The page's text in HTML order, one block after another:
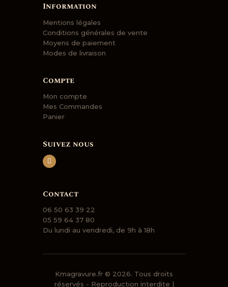
Information
Mentions légales
Conditions générales de vente
Moyens de paiement
Modes de livraison
Compte
Mon compte
Mes Commandes
Panier
Suivez nous
Contact
06 50 63 39 22
05 59 64 37 80
Du lundi au vendredi, de 9h à 18h
Kmagravure.fr © 2026. Tous droits
réservés - Reproduction interdite |